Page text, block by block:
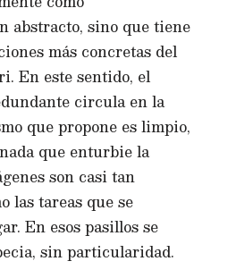
abstracto, sino que tiene
más concretas del
En este sentido, el
circula en la
que propone es limpio,
que enturbie la
son casi tan
las tareas que se
En esos pasillos se
sin particularidad.